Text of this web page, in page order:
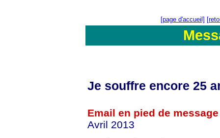
[page d'accueil]
Je souffre encore 25
Email en pied de message
Avril 2013